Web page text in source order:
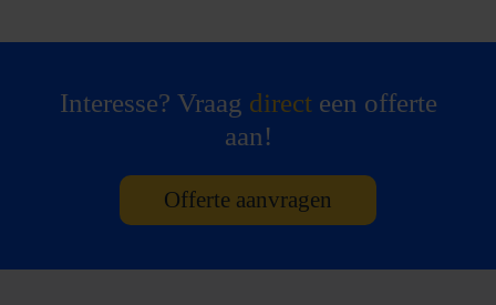
Interesse? Vraag directeen offerte
aan!
Offerte aanvragen